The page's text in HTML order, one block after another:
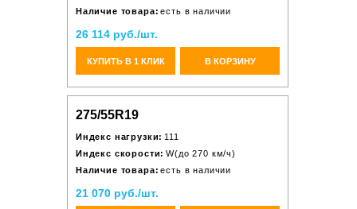
Наличие товара: есть в наличии
26 114 руб./шт.
КУПИТЬ В 1 КЛИК В КОРЗИНУ
275/55R19
Индекс нагрузки: 111
Индекс скорости: W(до 270 км/ч)
Наличие товара: есть в наличии
21 070 руб./шт.